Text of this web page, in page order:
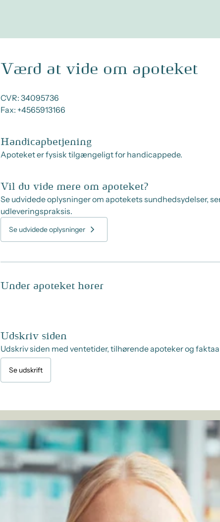
Værd at vide om apoteket
CVR: 34095736
Fax: +4565913166
Handicapbetjening
Apoteket er fysisk tilgængeligt for handicappede.
Vil du vide mere om apoteket?
Se udvidede oplysninger om apotekets sundhedsydelser,
udleveringspraksis.
Se udvidede oplysninger
Under apoteket hører
Udskriv siden
Udskriv siden med ventetider, tilhørende apoteker og
Se udskrift